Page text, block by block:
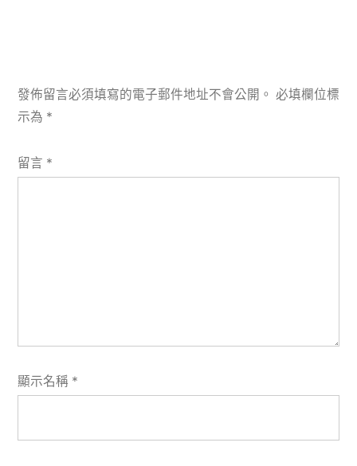
發佈留言必須填寫的電子郵件地址不會公開。 必填欄位標
示為 *
留言 *
顯示名稱 *